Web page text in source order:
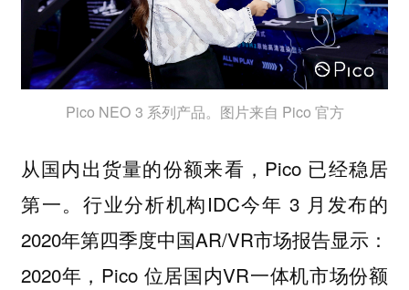
Pico NEO 3 系列产品。图片来自 Pico 官方
从国内出货量的份额来看，Pico 已经稳居
第一。行业分析机构IDC今年 3 月发布的
2020年第四季度中国AR/VR市场报告显示：
2020年，Pico 位居国内VR一体机市场份额